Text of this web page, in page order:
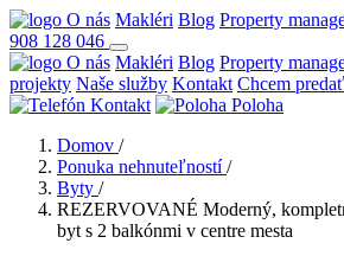
O nás Makléri Blog Property
908 128 046
O nás Makléri Blog Property
projekty Naše služby Kontakt Chcem predať
Kontakt
Poloha
Domov /
Ponuka nehnuteľností /
Byty /
REZERVOVANÉ Moderný,
byt s 2 balkónmi v centre mesta